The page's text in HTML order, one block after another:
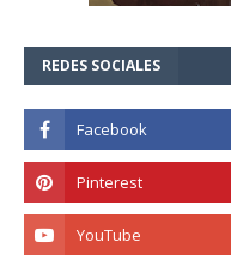
REDES SOCIALES